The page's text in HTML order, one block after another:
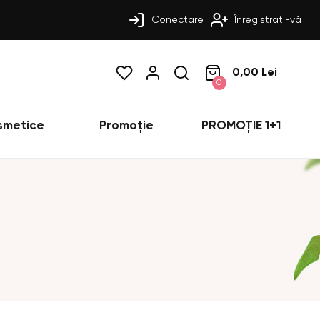
Conectare Înregistrați-vă
0
0,00 Lei
Promoție PROMOȚIE 1+1